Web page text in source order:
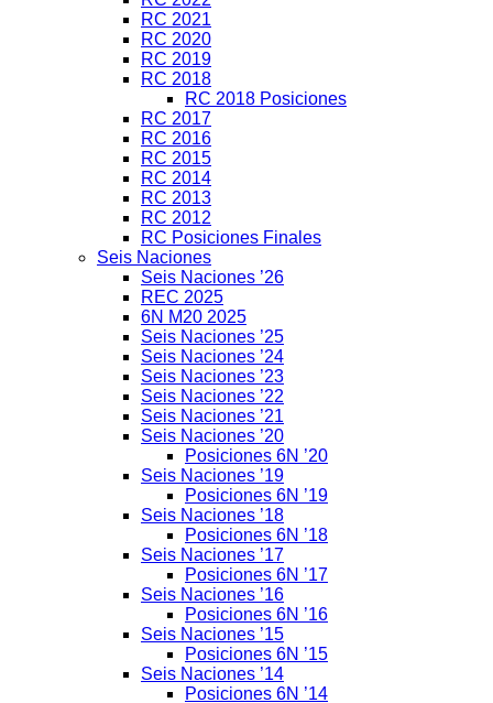
RC 2021
RC 2020
RC 2019
RC 2018
RC 2018 Posiciones
RC 2017
RC 2016
RC 2015
RC 2014
RC 2013
RC 2012
RC Posiciones Finales
Seis Naciones
Seis Naciones ’26
REC 2025
6N M20 2025
Seis Naciones ’25
Seis Naciones ’24
Seis Naciones ’23
Seis Naciones ’22
Seis Naciones ’21
Seis Naciones ’20
Posiciones 6N ’20
Seis Naciones ’19
Posiciones 6N ’19
Seis Naciones ’18
Posiciones 6N ’18
Seis Naciones ’17
Posiciones 6N ’17
Seis Naciones ’16
Posiciones 6N ’16
Seis Naciones ’15
Posiciones 6N ’15
Seis Naciones ’14
Posiciones 6N ’14